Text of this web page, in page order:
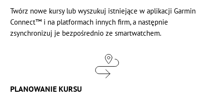
Twórz nowe kursy lub wyszukuj istniejące w aplikacji Garmin
Connect™ i na platformach innych firm, a następnie
zsynchronizuj je bezpośrednio ze smartwatchem.
PLANOWANIE KURSU